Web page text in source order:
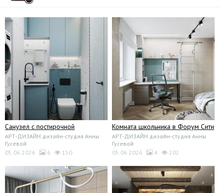
Санузел с постирочной
АРТ-ДИЗАЙН дизайн-студия Анны
Гусевой
05.06.2026
6 150
Комната школьника в Форум Сити
АРТ-ДИЗАЙН дизайн-студия Анны
Гусевой
05.06.2026
4 202